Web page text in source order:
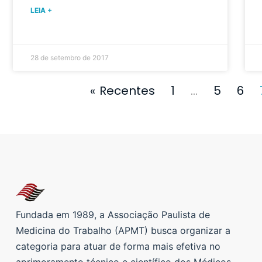
LEIA +
28 de setembro de 2017
« Recentes 1 … 5 6
Fundada em 1989, a Associação Paulista de
Medicina do Trabalho (APMT) busca organizar a
categoria para atuar de forma mais efetiva no